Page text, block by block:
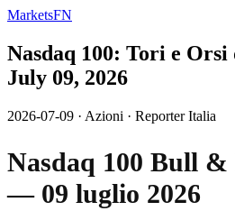
MarketsFN
Nasdaq 100: Tori e
July 09, 2026
2026-07-09 · Azioni · Reporter Italia
Nasdaq 100 Bull
— 09 luglio 2026